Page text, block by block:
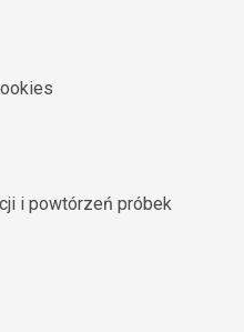
i powtórzeń próbek